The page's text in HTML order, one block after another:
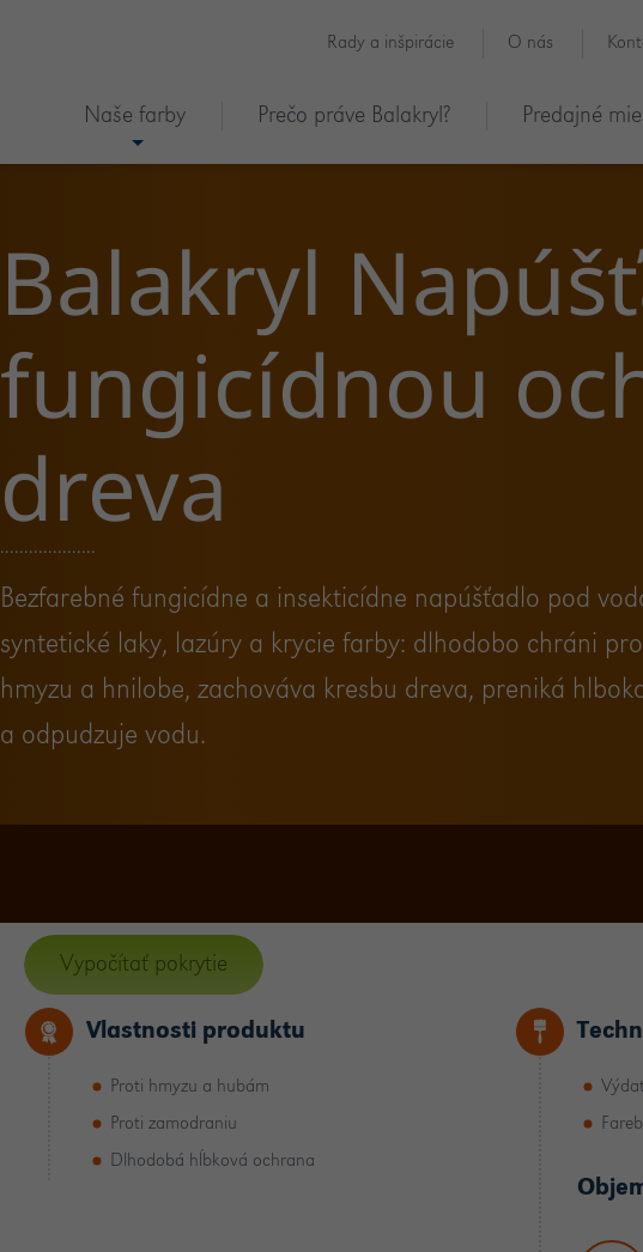
Rady a inšpirácie O nás
Naše farby Prečo práve Balakryl? Predajné
Balakryl
fungicídnou
dreva
Bezfarebné fungicídne a insekticídne napúšťadlo pod
syntetické laky, lazúry a krycie farby: dlhodobo chráni
hmyzu a hnilobe, zachováva kresbu dreva, preniká
a odpudzuje vodu.
Vypočítať pokrytie
Vlastnosti produktu
Proti hmyzu a hubám
Proti zamodraniu
Dlhodobá hĺbková ochrana